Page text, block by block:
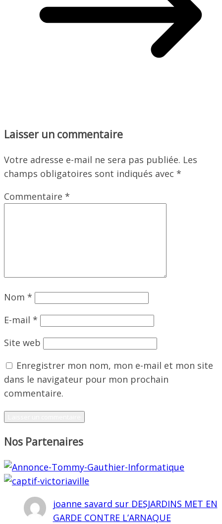
Laisser un commentaire
Votre adresse e-mail ne sera pas publiée. Les
champs obligatoires sont indiqués avec *
Commentaire *
Nom *
E-mail *
Site web
Enregistrer mon nom, mon e-mail et mon site
dans le navigateur pour mon prochain
commentaire.
Nos Partenaires
joanne savard sur DESJARDINS MET EN
GARDE CONTRE L’ARNAQUE